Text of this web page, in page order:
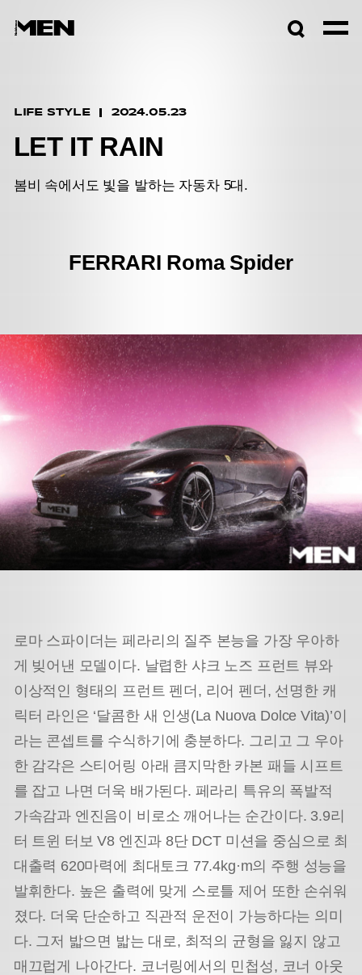
LIFE STYLE 2024.05.23
LET IT RAIN
봄비 속에서도 빛을 발하는 자동차 5대.
FERRARI Roma Spider
로마 스파이더는 페라리의 질주 본능을 가장 우아하
게 빚어낸 모델이다. 날렵한 샤크 노즈 프런트 뷰와
이상적인 형태의 프런트 펜더, 리어 펜더, 선명한 캐
릭터 라인은 ‘달콤한 새 인생(La Nuova Dolce Vita)’이
라는 콘셉트를 수식하기에 충분하다. 그리고 그 우아
한 감각은 스티어링 아래 큼지막한 카본 패들 시프트
를 잡고 나면 더욱 배가된다. 페라리 특유의 폭발적
가속감과 엔진음이 비로소 깨어나는 순간이다. 3.9리
터 트윈 터보 V8 엔진과 8단 DCT 미션을 중심으로 최
대출력 620마력에 최대토크 77.4kg·m의 주행 성능을
발휘한다. 높은 출력에 맞게 스로틀 제어 또한 손쉬워
졌다. 더욱 단순하고 직관적 운전이 가능하다는 의미
다. 그저 밟으면 밟는 대로, 최적의 균형을 잃지 않고
매끄럽게 나아간다. 코너링에서의 민첩성, 코너 아웃